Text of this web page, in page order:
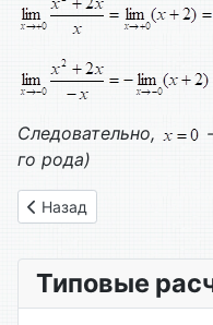
Следовательно,
го рода)
Предыдущий: Вариант №
Назад
Типовые